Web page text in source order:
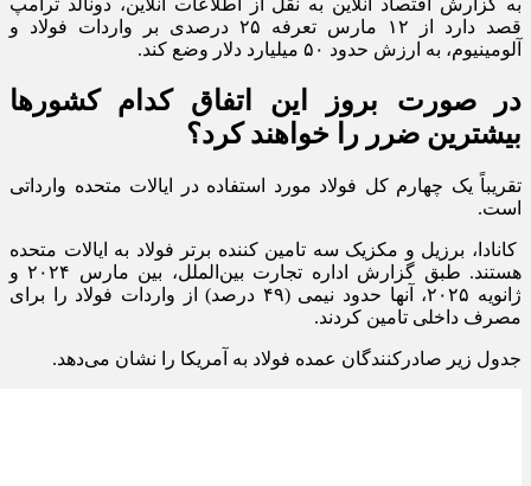
به گزارش اقتصاد آنلاین به نقل از اطلاعات آنلاین، دونالد ترامپ
قصد دارد از ۱۲ مارس تعرفه ۲۵ درصدی بر واردات فولاد و
آلومینیوم، به ارزش حدود ۵۰ میلیارد دلار وضع کند.
در صورت بروز این اتفاق کدام کشورها
بیشترین ضرر را خواهند کرد؟
تقریباً یک چهارم کل فولاد مورد استفاده در ایالات متحده وارداتی
است.
کانادا، برزیل و مکزیک سه تامین کننده برتر فولاد به ایالات متحده
هستند. طبق گزارش اداره تجارت بین‌الملل، بین مارس ۲۰۲۴ و
ژانویه ۲۰۲۵، آنها حدود نیمی (۴۹ درصد) از واردات فولاد را برای
مصرف داخلی تامین کردند.
جدول زیر صادرکنندگان عمده فولاد به آمریکا را نشان می‌دهد.